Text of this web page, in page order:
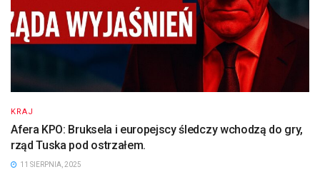
KRAJ
Afera KPO: Bruksela i europejscy śledczy wchodzą do gry,
rząd Tuska pod ostrzałem.
11 SIERPNIA, 2025